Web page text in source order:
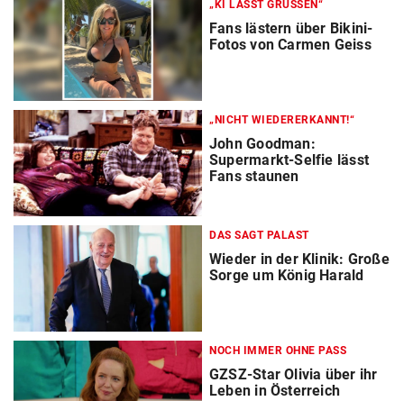
„KI LÄSST GRÜSSEN“
Fans lästern über Bikini-
Fotos von Carmen Geiss
„NICHT WIEDERERKANNT!“
John Goodman:
Supermarkt-Selfie lässt
Fans staunen
DAS SAGT PALAST
Wieder in der Klinik: Große
Sorge um König Harald
NOCH IMMER OHNE PASS
GZSZ-Star Olivia über ihr
Leben in Österreich